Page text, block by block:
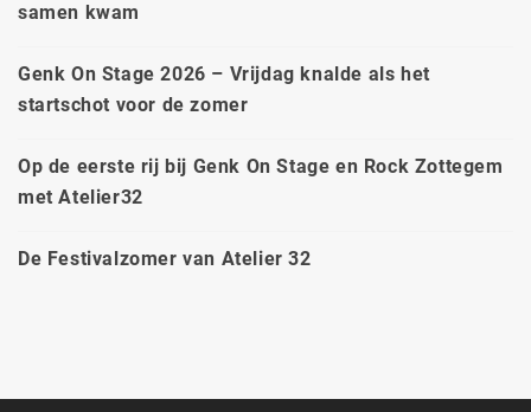
samen kwam
Genk On Stage 2026 – Vrijdag knalde als het
startschot voor de zomer
Op de eerste rij bij Genk On Stage en Rock Zottegem
met Atelier32
De Festivalzomer van Atelier 32